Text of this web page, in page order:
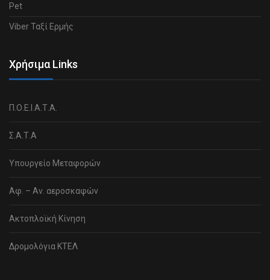
Pet
Viber Ταξί Ερμής
Χρήσιμα Links
Π.Ο.Ε.Ι.Α.Τ.Α.
Σ.Α.Τ.Α
Υπουργείο Μεταφορών
Αφ. – Αν. αεροσκαφών
Ακτοπλοϊκή Κίνηση
Δρομολόγια ΚΤΕΛ